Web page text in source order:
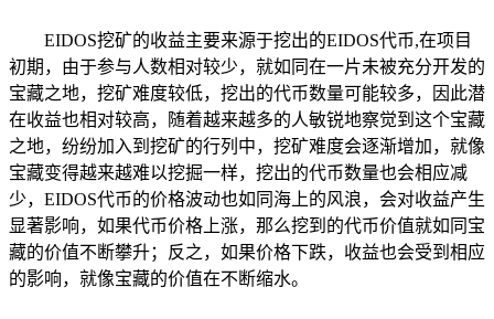
EIDOS挖矿的收益主要来源于挖出的EIDOS代币,在项目
初期，由于参与人数相对较少，就如同在一片未被充分开发的
宝藏之地，挖矿难度较低，挖出的代币数量可能较多，因此潜
在收益也相对较高，随着越来越多的人敏锐地察觉到这个宝藏
之地，纷纷加入到挖矿的行列中，挖矿难度会逐渐增加，就像
宝藏变得越来越难以挖掘一样，挖出的代币数量也会相应减
少，EIDOS代币的价格波动也如同海上的风浪，会对收益产生
显著影响，如果代币价格上涨，那么挖到的代币价值就如同宝
藏的价值不断攀升；反之，如果价格下跌，收益也会受到相应
的影响，就像宝藏的价值在不断缩水。